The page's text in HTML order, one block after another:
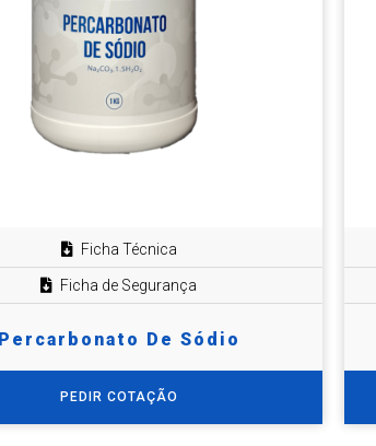
Ficha Técnica
Ficha de Segurança
Percarbonato De Sódio
PEDIR COTAÇÃO